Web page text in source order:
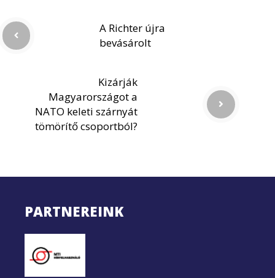
A Richter újra
bevásárolt
Kizárják
Magyarországot a
NATO keleti szárnyát
tömörítő csoportból?
PARTNEREINK